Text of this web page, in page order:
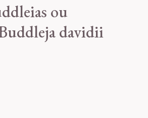
ou
davidii